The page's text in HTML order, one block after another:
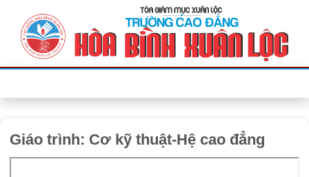
Giáo trình: Cơ kỹ thuật-Hệ cao đẳng